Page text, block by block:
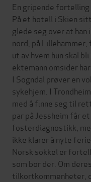
En gripende
På et hotell i Skien
glede seg over at
nord, på
ut av hvem hun skal
ektemann omsider
I Sogndal prøver en
sykehjem. I
med å finne seg til
par på Jessheim får
fosterdiagnostikk,
ikke klarer å nyte
Norsk sokkel er
som bor der. Om
tilkortkommenheter,